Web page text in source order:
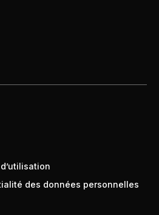
des données personnelles